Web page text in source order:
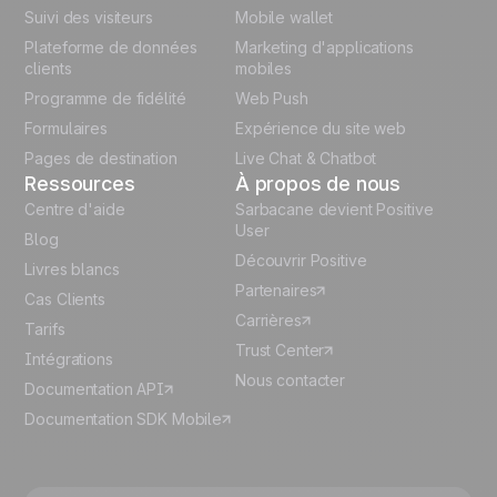
German
Italian
Suivi des visiteurs
Plateforme de données
clients
Programme de fidélité
Formulaires
Pages de destination
Mobile wallet
Marketing d'applications
mobiles
Web Push
Expérience du site web
Live Chat & Chatbot
Ressources
Centre d'aide
Blog
Livres blancs
Cas Clients
Tarifs
Intégrations
Documentation API
Documentation SDK Mobile
À propos de nous
Sarbacane devient Positive
User
Découvrir Positive
Partenaires
Carrières
Trust Center
Nous contacter